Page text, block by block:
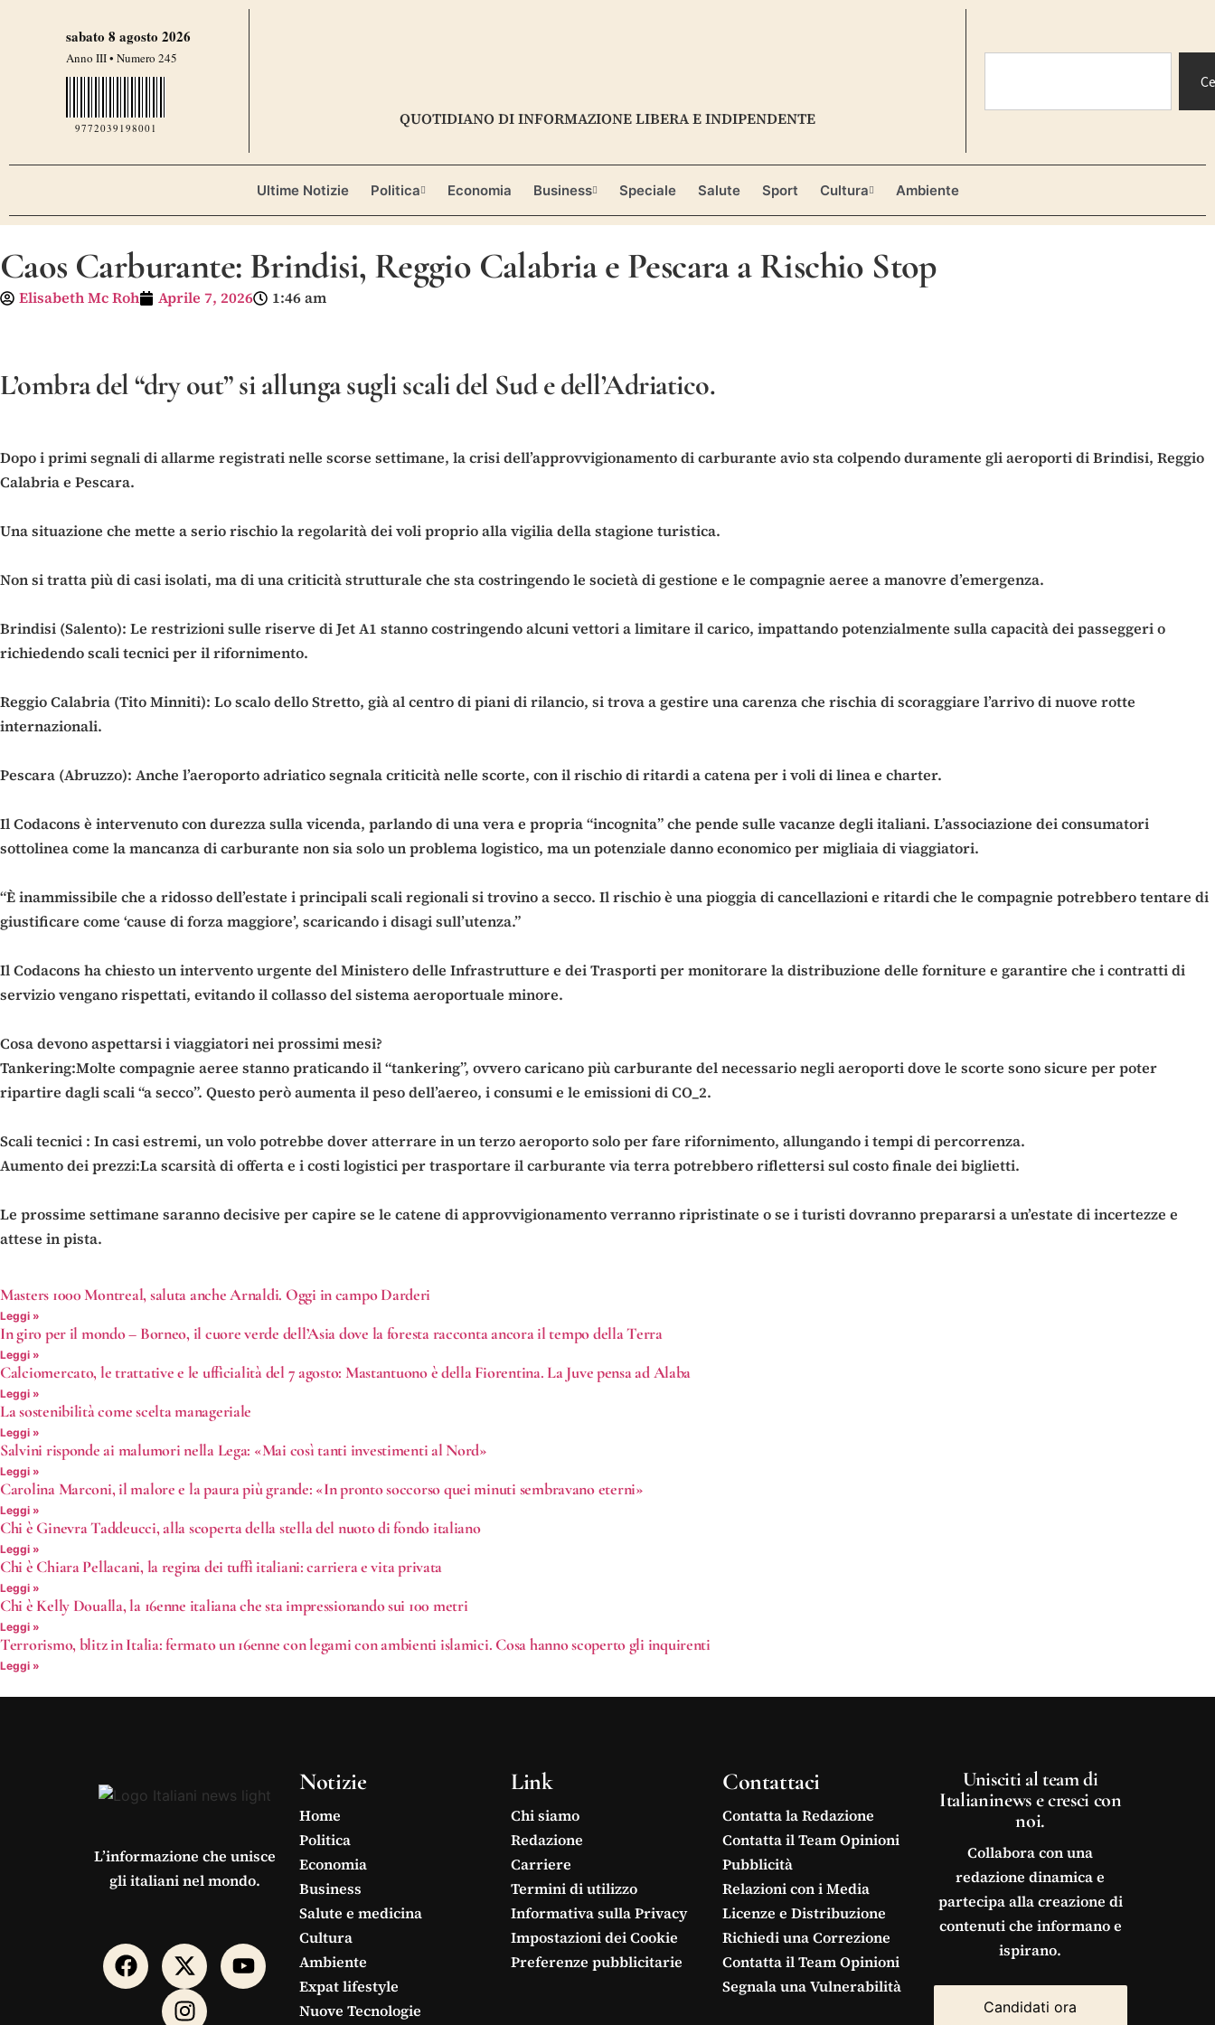
sabato 8 agosto 2026
Anno III • Numero 245
9772039198001 QUOTIDIANO DI INFORMAZIONE LIBERA E INDIPENDENTE
Ultime Notizie Politica Economia Business Speciale Salute Sport Cultura Ambiente
Caos Carburante: Brindisi, Reggio Calabria e Pescara a Rischio Stop
Elisabeth Mc Roh Aprile 7, 2026 1:46 am
L’ombra del “dry out” si allunga sugli scali del Sud e dell’Adriatico.
Dopo i primi segnali di allarme registrati nelle scorse settimane, la crisi dell’approvvigionamento di carburante avio sta colpendo duramente gli aeroporti di Brindisi, Reggio
Calabria e Pescara.
Una situazione che mette a serio rischio la regolarità dei voli proprio alla vigilia della stagione turistica.
Non si tratta più di casi isolati, ma di una criticità strutturale che sta costringendo le società di gestione e le compagnie aeree a manovre d’emergenza.
Brindisi (Salento): Le restrizioni sulle riserve di Jet A1 stanno costringendo alcuni vettori a limitare il carico, impattando potenzialmente sulla capacità dei passeggeri o
richiedendo scali tecnici per il rifornimento.
Reggio Calabria (Tito Minniti): Lo scalo dello Stretto, già al centro di piani di rilancio, si trova a gestire una carenza che rischia di scoraggiare l’arrivo di nuove rotte
internazionali.
Pescara (Abruzzo): Anche l’aeroporto adriatico segnala criticità nelle scorte, con il rischio di ritardi a catena per i voli di linea e charter.
Il Codacons è intervenuto con durezza sulla vicenda, parlando di una vera e propria “incognita” che pende sulle vacanze degli italiani. L’associazione dei consumatori
sottolinea come la mancanza di carburante non sia solo un problema logistico, ma un potenziale danno economico per migliaia di viaggiatori.
“È inammissibile che a ridosso dell’estate i principali scali regionali si trovino a secco. Il rischio è una pioggia di cancellazioni e ritardi che le compagnie potrebbero tentare di
giustificare come ‘cause di forza maggiore’, scaricando i disagi sull’utenza.”
Il Codacons ha chiesto un intervento urgente del Ministero delle Infrastrutture e dei Trasporti per monitorare la distribuzione delle forniture e garantire che i contratti di
servizio vengano rispettati, evitando il collasso del sistema aeroportuale minore.
Cosa devono aspettarsi i viaggiatori nei prossimi mesi?
Tankering:Molte compagnie aeree stanno praticando il “tankering”, ovvero caricano più carburante del necessario negli aeroporti dove le scorte sono sicure per poter
ripartire dagli scali “a secco”. Questo però aumenta il peso dell’aereo, i consumi e le emissioni di CO_2.
Scali tecnici : In casi estremi, un volo potrebbe dover atterrare in un terzo aeroporto solo per fare rifornimento, allungando i tempi di percorrenza.
Aumento dei prezzi:La scarsità di offerta e i costi logistici per trasportare il carburante via terra potrebbero riflettersi sul costo finale dei biglietti.
Le prossime settimane saranno decisive per capire se le catene di approvvigionamento verranno ripristinate o se i turisti dovranno prepararsi a un’estate di incertezze e
attese in pista.
Masters 1000 Montreal, saluta anche Arnaldi. Oggi in campo Darderi
Leggi »
In giro per il mondo – Borneo, il cuore verde dell’Asia dove la foresta racconta ancora il tempo della Terra
Leggi »
Calciomercato, le trattative e le ufficialità del 7 agosto: Mastantuono è della Fiorentina. La Juve pensa ad Alaba
Leggi »
La sostenibilità come scelta manageriale
Leggi »
Salvini risponde ai malumori nella Lega: «Mai così tanti investimenti al Nord»
Leggi »
Carolina Marconi, il malore e la paura più grande: «In pronto soccorso quei minuti sembravano eterni»
Leggi »
Chi è Ginevra Taddeucci, alla scoperta della stella del nuoto di fondo italiano
Leggi »
Chi è Chiara Pellacani, la regina dei tuffi italiani: carriera e vita privata
Leggi »
Chi è Kelly Doualla, la 16enne italiana che sta impressionando sui 100 metri
Leggi »
Terrorismo, blitz in Italia: fermato un 16enne con legami con ambienti islamici. Cosa hanno scoperto gli inquirenti
Leggi »
L’informazione che unisce
gli italiani nel mondo.
Notizie
Home
Politica
Economia
Business
Salute e medicina
Cultura
Ambiente
Expat lifestyle
Nuove Tecnologie
Link
Chi siamo
Redazione
Carriere
Termini di utilizzo
Informativa sulla Privacy
Impostazioni dei Cookie
Preferenze pubblicitarie
Contattaci
Contatta la Redazione
Contatta il Team Opinioni
Pubblicità
Relazioni con i Media
Licenze e Distribuzione
Richiedi una Correzione
Contatta il Team Opinioni
Segnala una Vulnerabilità
Unisciti al team di
Italianinews e cresci con
noi.
Collabora con una
redazione dinamica e
partecipa alla creazione di
contenuti che informano e
ispirano.
Candidati ora